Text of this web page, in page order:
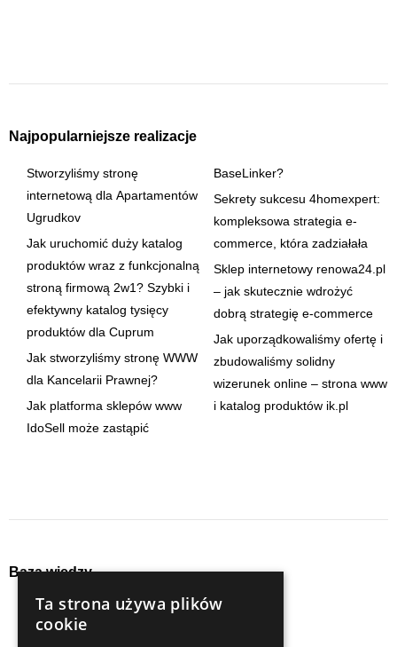
Najpopularniejsze realizacje
Stworzyliśmy stronę
internetową dla Apartamentów
Ugrudkov
Jak uruchomić duży katalog
produktów wraz z funkcjonalną
stroną firmową 2w1? Szybki i
efektywny katalog tysięcy
produktów dla Cuprum
Jak stworzyliśmy stronę WWW
dla Kancelarii Prawnej?
Jak platforma sklepów www
IdoSell może zastąpić
BaseLinker?
Sekrety sukcesu 4homexpert:
kompleksowa strategia e-
commerce, która zadziałała
Sklep internetowy renowa24.pl
– jak skutecznie wdrożyć
dobrą strategię e-commerce
Jak uporządkowaliśmy ofertę i
zbudowaliśmy solidny
wizerunek online – strona www
i katalog produktów ik.pl
Baza wiedzy
audyty
content
seo
Ta strona używa plików
cookie